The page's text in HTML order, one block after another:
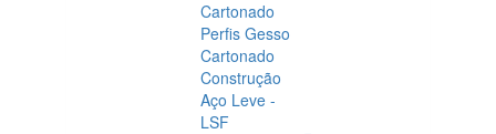
Cartonado
Perfis Gesso
Cartonado
Construção
Aço Leve -
LSF